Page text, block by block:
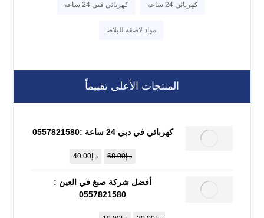
كهربائي 24 ساعة كهربائي فني 24 ساعة
مواد لاصقة للبلاط
المنتجات الأعلى تقييماً
كهربائي في دبي 24 ساعة :0557821580
د.إ68.00 د.إ 40.00
أفضل شركة صبغ في العين :
0557821580